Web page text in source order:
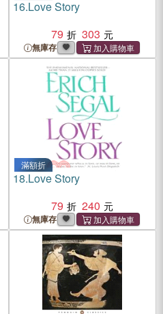
16.Love Story
79
303
無庫存
滿額折
18.Love Story
79
240
無庫存